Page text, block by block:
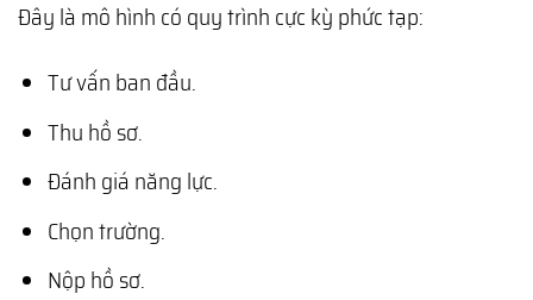
Đây là mô hình có quy trình cực kỳ phức tạp:
Tư vấn ban đầu.
Thu hồ sơ.
Đánh giá năng lực.
Chọn trường.
Nộp hồ sơ.